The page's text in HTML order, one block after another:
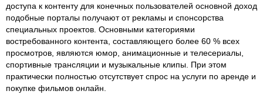
доступа к контенту для конечных пользователей основной доход
подобные порталы получают от рекламы и спонсорства
специальных проектов. Основными категориями
востребованного контента, составляющего более 60 % всех
просмотров, являются юмор, анимационные и телесериалы,
спортивные трансляции и музыкальные клипы. При этом
практически полностью отсутствует спрос на услуги по аренде и
покупке фильмов онлайн.